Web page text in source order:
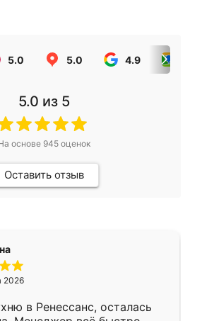
5.0 5.0 4.9
5.0 из 5
основе 945оценок
Оставить отзыв
2026
в Ренессанс, осталась